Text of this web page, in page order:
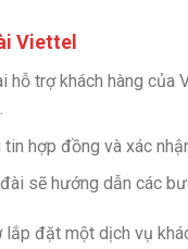
Viettel
hỗ trợ khách hàng của
hợp đồng và xác
sẽ hướng dẫn các
lắp đặt một dịch vụ